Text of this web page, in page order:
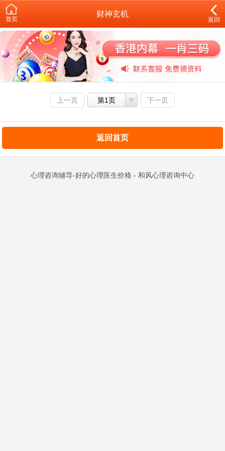
首页
财神玄机
返回
上一页 第1页 下一页
返回首页
心理咨询辅导-好的心理医生价格 - 和风心理咨询中心